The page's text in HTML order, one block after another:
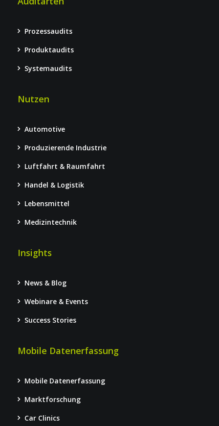
Prozessaudits
Produktaudits
Systemaudits
Nutzen
Automotive
Produzierende Industrie
Luftfahrt & Raumfahrt
Handel & Logistik
Lebensmittel
Medizintechnik
Insights
News & Blog
Webinare & Events
Success Stories
Mobile Datenerfassung
Mobile Datenerfassung
Marktforschung
Car Clinics